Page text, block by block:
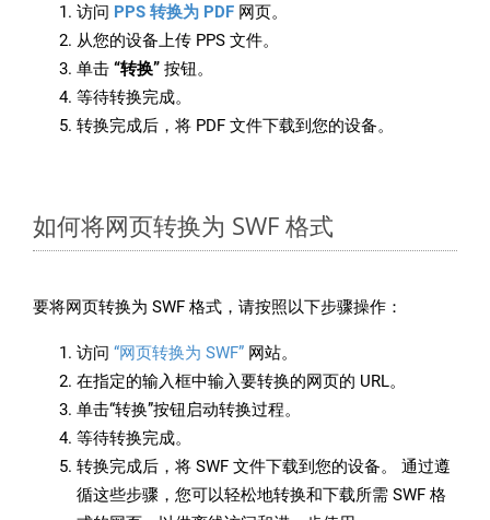
访问 PPS 转换为 PDF 网页。
从您的设备上传 PPS 文件。
单击 “转换” 按钮。
等待转换完成。
转换完成后，将 PDF 文件下载到您的设备。
如何将网页转换为 SWF 格式
要将网页转换为 SWF 格式，请按照以下步骤操作：
访问 “网页转换为 SWF” 网站。
在指定的输入框中输入要转换的网页的 URL。
单击“转换”按钮启动转换过程。
等待转换完成。
转换完成后，将 SWF 文件下载到您的设备。 通过遵
循这些步骤，您可以轻松地转换和下载所需 SWF 格